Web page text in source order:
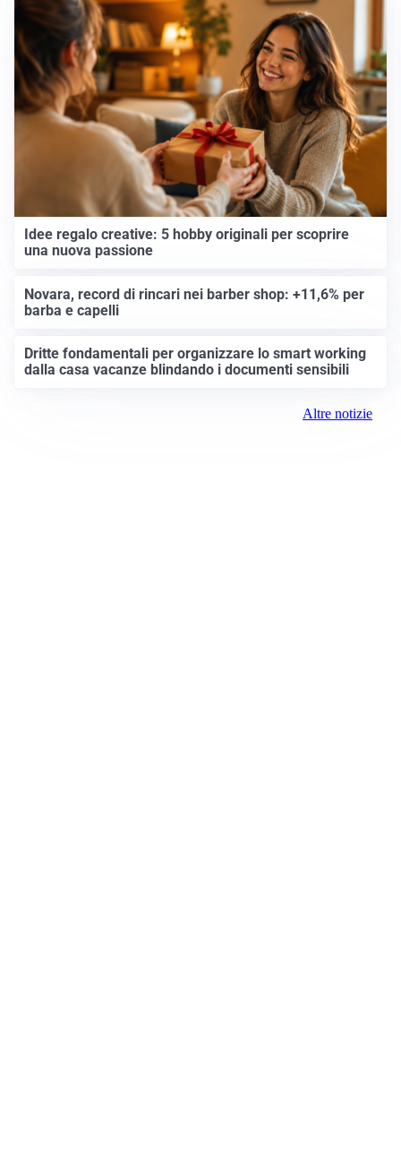
Idee regalo creative: 5 hobby originali per scoprire
una nuova passione
Novara, record di rincari nei barber shop: +11,6% per
barba e capelli
Dritte fondamentali per organizzare lo smart working
dalla casa vacanze blindando i documenti sensibili
Altre notizie